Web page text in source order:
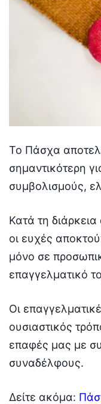
Το Πάσχα
σημαντικότερη
συμβολισμούς,
Κατά τη διάρκεια
οι ευχές
μόνο σε
επαγγελματικό
Οι
ουσιαστικός
επαφές μας με
συναδέλφους.
Δείτε ακόμα: